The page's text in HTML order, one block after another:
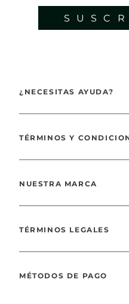
¿NECESITAS AYUDA?
TÉRMINOS Y
NUESTRA MARCA
TÉRMINOS LEGALES
MÉTODOS DE PAGO